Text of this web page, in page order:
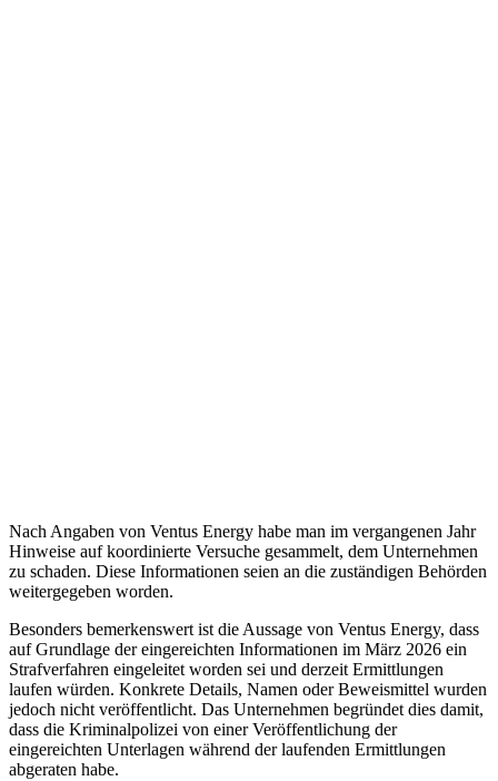
Nach Angaben von Ventus Energy habe man im vergangenen Jahr
Hinweise auf koordinierte Versuche gesammelt, dem Unternehmen
zu schaden. Diese Informationen seien an die zuständigen Behörden
weitergegeben worden.
Besonders bemerkenswert ist die Aussage von Ventus Energy, dass
auf Grundlage der eingereichten Informationen im März 2026 ein
Strafverfahren eingeleitet worden sei und derzeit Ermittlungen
laufen würden. Konkrete Details, Namen oder Beweismittel wurden
jedoch nicht veröffentlicht. Das Unternehmen begründet dies damit,
dass die Kriminalpolizei von einer Veröffentlichung der
eingereichten Unterlagen während der laufenden Ermittlungen
abgeraten habe.